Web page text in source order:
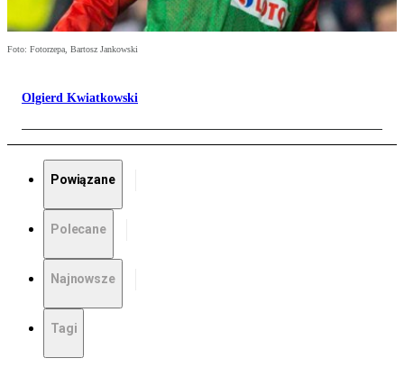
Foto: Fotorzepa, Bartosz Jankowski
Olgierd Kwiatkowski
Powiązane
Polecane
Najnowsze
Tagi